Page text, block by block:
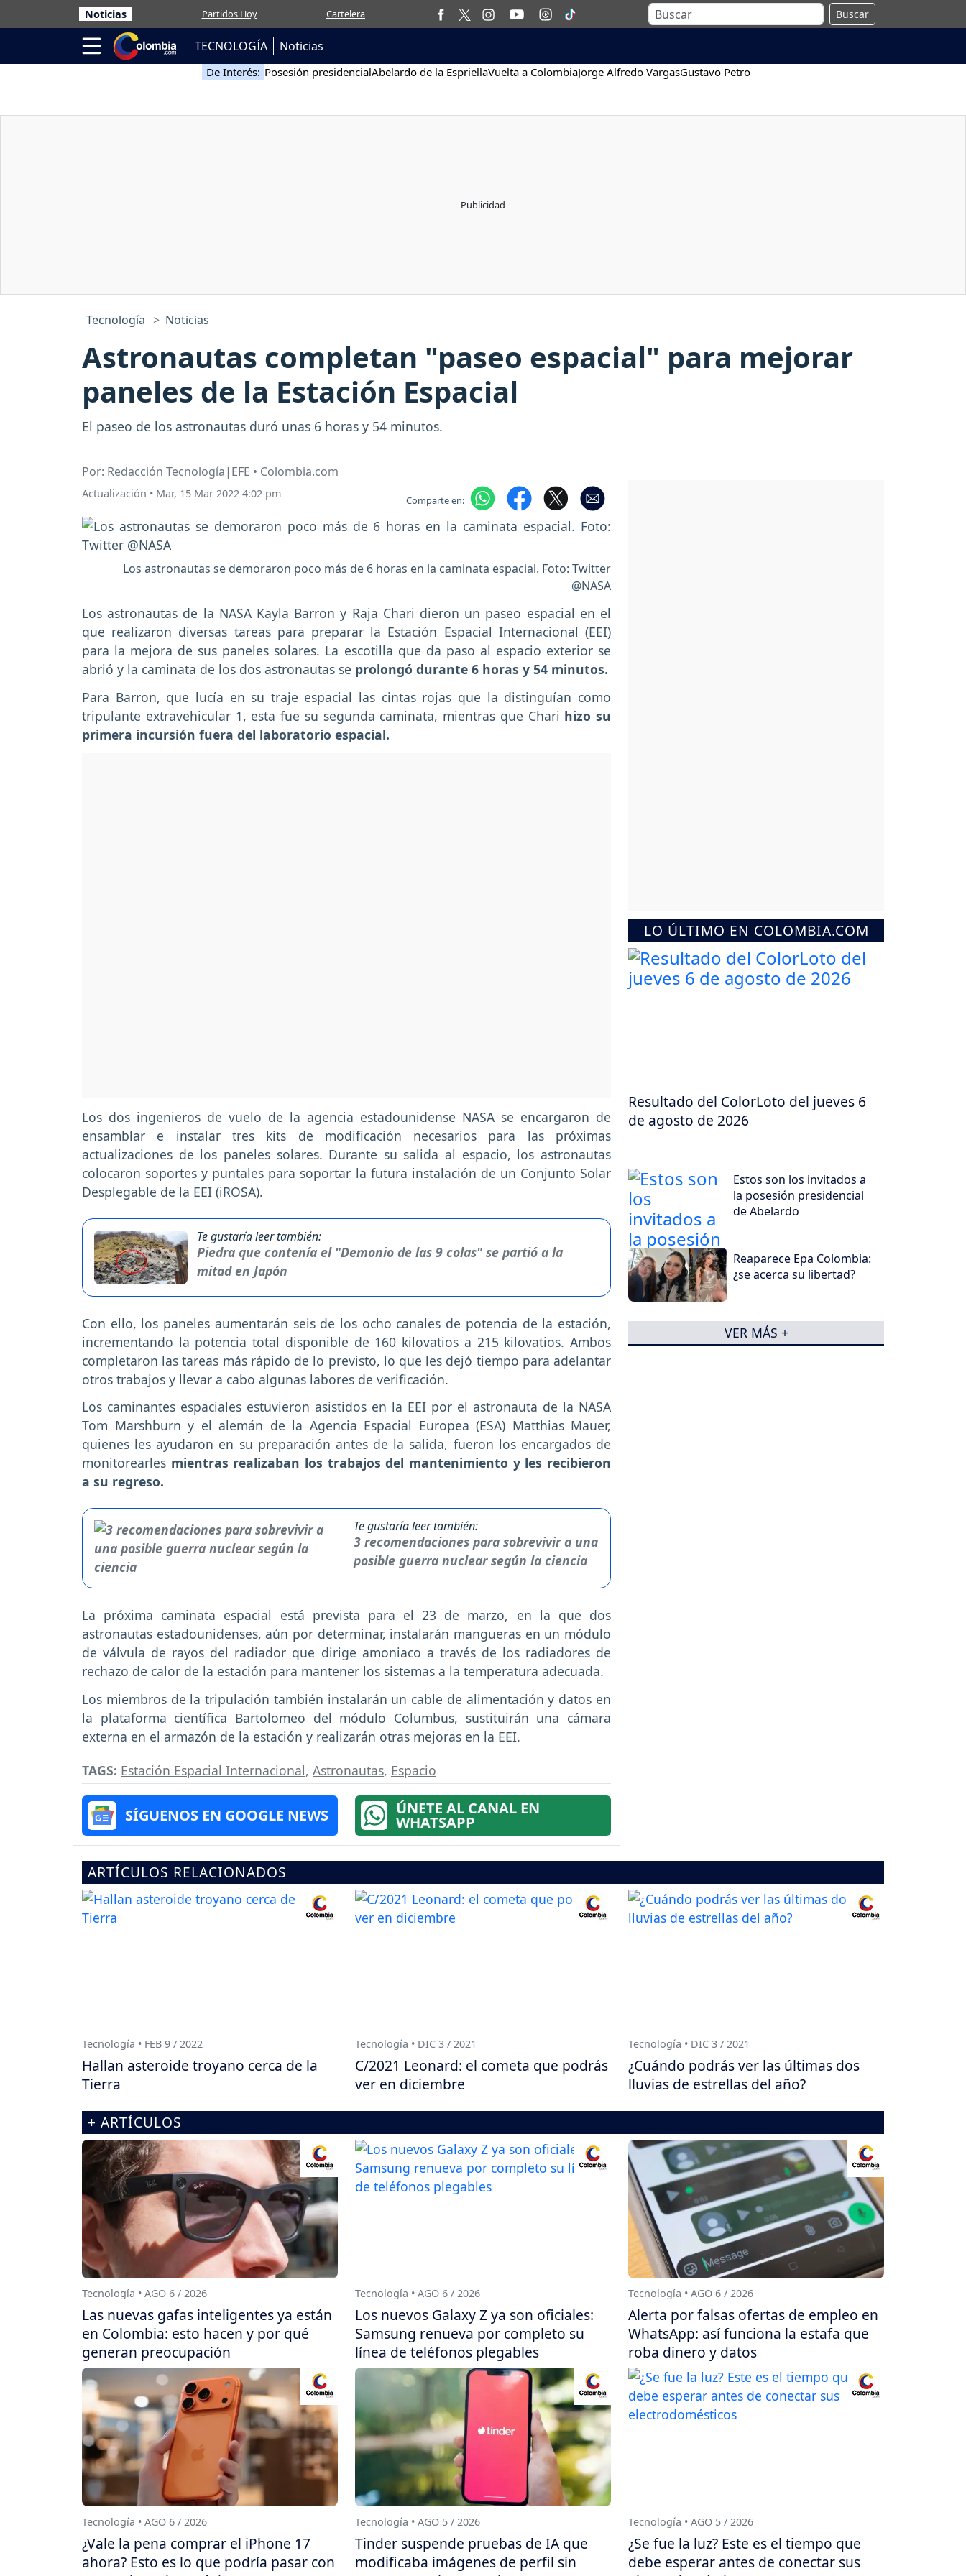
Noticias Partidos Hoy Cartelera Buscar
TECNOLOGÍA Noticias
De Interés: Posesión presidencialAbelardo de la EspriellaVuelta a ColombiaJorge Alfredo VargasGustavo Petro
Tecnología Noticias
Astronautas completan "paseo espacial" para mejorar
paneles de la Estación Espacial
El paseo de los astronautas duró unas 6 horas y 54 minutos.
Por: Redacción Tecnología|EFE • Colombia.com
Actualización • Mar, 15 Mar 2022 4:02 pm Comparte en:
Los astronautas se demoraron poco más de 6 horas en la caminata espacial. Foto: Twitter
@NASA
Los astronautas de la NASA Kayla Barron y Raja Chari dieron un paseo espacial en el
que realizaron diversas tareas para preparar la Estación Espacial Internacional (EEI)
para la mejora de sus paneles solares. La escotilla que da paso al espacio exterior se
abrió y la caminata de los dos astronautas se prolongó durante 6 horas y 54 minutos.
Para Barron, que lucía en su traje espacial las cintas rojas que la distinguían como
tripulante extravehicular 1, esta fue su segunda caminata, mientras que Chari hizo su
primera incursión fuera del laboratorio espacial.
Los dos ingenieros de vuelo de la agencia estadounidense NASA se encargaron de
ensamblar e instalar tres kits de modificación necesarios para las próximas
actualizaciones de los paneles solares. Durante su salida al espacio, los astronautas
colocaron soportes y puntales para soportar la futura instalación de un Conjunto Solar
Desplegable de la EEI (iROSA).
Te gustaría leer también:
Piedra que contenía el "Demonio de las 9 colas" se partió a la
mitad en Japón
Con ello, los paneles aumentarán seis de los ocho canales de potencia de la estación,
incrementando la potencia total disponible de 160 kilovatios a 215 kilovatios. Ambos
completaron las tareas más rápido de lo previsto, lo que les dejó tiempo para adelantar
otros trabajos y llevar a cabo algunas labores de verificación.
Los caminantes espaciales estuvieron asistidos en la EEI por el astronauta de la NASA
Tom Marshburn y el alemán de la Agencia Espacial Europea (ESA) Matthias Mauer,
quienes les ayudaron en su preparación antes de la salida, fueron los encargados de
monitorearles mientras realizaban los trabajos del mantenimiento y les recibieron
a su regreso.
Te gustaría leer también:
3 recomendaciones para sobrevivir a una
posible guerra nuclear según la ciencia
La próxima caminata espacial está prevista para el 23 de marzo, en la que dos
astronautas estadounidenses, aún por determinar, instalarán mangueras en un módulo
de válvula de rayos del radiador que dirige amoniaco a través de los radiadores de
rechazo de calor de la estación para mantener los sistemas a la temperatura adecuada.
Los miembros de la tripulación también instalarán un cable de alimentación y datos en
la plataforma científica Bartolomeo del módulo Columbus, sustituirán una cámara
externa en el armazón de la estación y realizarán otras mejoras en la EEI.
TAGS: Estación Espacial Internacional, Astronautas, Espacio
SÍGUENOS EN GOOGLE NEWS ÚNETE AL CANAL EN
WHATSAPP
LO ÚLTIMO EN COLOMBIA.COM
Resultado del ColorLoto del jueves 6
de agosto de 2026
Estos son los invitados a
la posesión presidencial
de Abelardo
Reaparece Epa Colombia:
¿se acerca su libertad?
VER MÁS +
ARTÍCULOS RELACIONADOS
Tecnología • FEB 9 / 2022
Hallan asteroide troyano cerca de la
Tierra
Tecnología • DIC 3 / 2021
C/2021 Leonard: el cometa que podrás
ver en diciembre
Tecnología • DIC 3 / 2021
¿Cuándo podrás ver las últimas dos
lluvias de estrellas del año?
+ ARTÍCULOS
Tecnología • AGO 6 / 2026
Las nuevas gafas inteligentes ya están
en Colombia: esto hacen y por qué
generan preocupación
Tecnología • AGO 6 / 2026
Los nuevos Galaxy Z ya son oficiales:
Samsung renueva por completo su
línea de teléfonos plegables
Tecnología • AGO 6 / 2026
Alerta por falsas ofertas de empleo en
WhatsApp: así funciona la estafa que
roba dinero y datos
Tecnología • AGO 6 / 2026
¿Vale la pena comprar el iPhone 17
ahora? Esto es lo que podría pasar con
Tecnología • AGO 5 / 2026
Tinder suspende pruebas de IA que
modificaba imágenes de perfil sin
Tecnología • AGO 5 / 2026
¿Se fue la luz? Este es el tiempo que
debe esperar antes de conectar sus